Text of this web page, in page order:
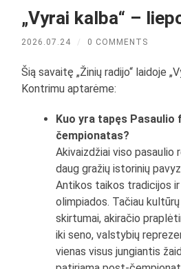
„Vyrai kalba“ –
2026.07.24 / 0 COMMENTS
Šią savaitę „Žinių radijo“ laidoje
Kontrimu aptarėme:
Kuo yra tapęs Pasaulio
čempionatas?
Akivaizdžiai viso pasaulio
daug gražių istorinių
Antikos taikos tradicijos ir
olimpiados. Tačiau
skirtumai, akiračio
iki seno, valstybių
vienas visus jungiantis